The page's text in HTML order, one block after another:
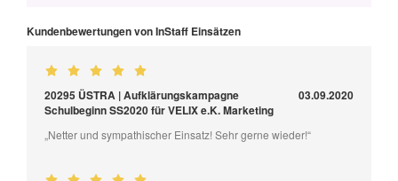
Kundenbewertungen von InStaff Einsätzen
20295 ÜSTRA | Aufklärungskampagne
Schulbeginn SS2020 für VELIX e.K. Marketing
03.09.2020
„Netter und sympathischer Einsatz! Sehr gerne wieder!“